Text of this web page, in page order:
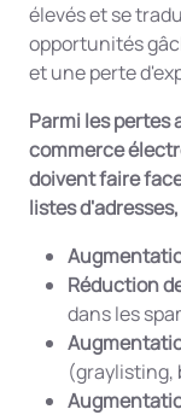
élevés et se
opportunités
et une perte
Parmi les pertes
commerce
doivent faire
listes
Réduction
dans les
(graylisting,